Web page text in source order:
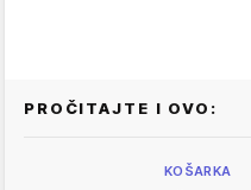
PROČITAJTE I OVO:
KOŠARKA